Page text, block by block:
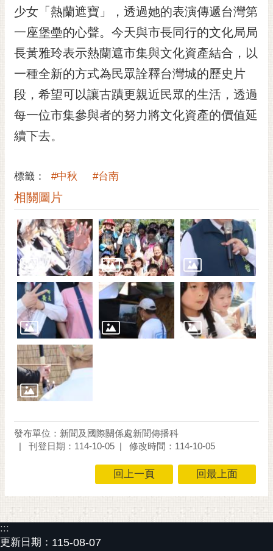
通
位
置
少女「熱蘭遮寶」，透過她的表演傳遞台灣第
一座堡壘的心聲。今天與市長同行的文化局局
長黃雅玲表示熱蘭遮市集與文化資產結合，以
一種全新的方式為民眾詮釋台灣城的歷史片
段，希望可以讓古蹟更親近民眾的生活，透過
每一位市集參與者的努力將文化資產的價值延
續下去。
標籤： #中秋 #台南
相關圖片
發布單位：新聞及國際關係處新聞傳播科
刊登日期：114-10-05
修改時間：114-10-05
回上一頁 回最上面
:::
更新日期： 115-08-07